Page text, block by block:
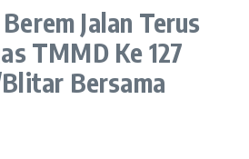
Jalan Terus
TMMD Ke 127
Bersama